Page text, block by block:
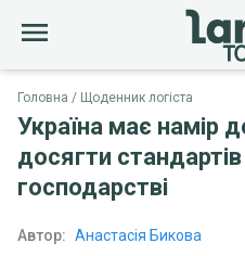
Головна Щоденник логіста
Україна має намір
досягти
господарстві
Автор: Анастасія Бикова